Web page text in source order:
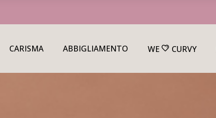
CARISMA ABBIGLIAMENTO WE CURVY